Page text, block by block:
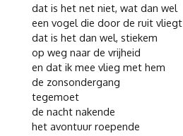
dat is het net niet, wat dan wel
een vogel die door de ruit vliegt
dat is het dan wel, stiekem
op weg naar de vrijheid
en dat ik mee vlieg met hem
de zonsondergang
tegemoet
de nacht nakende
het avontuur roepende